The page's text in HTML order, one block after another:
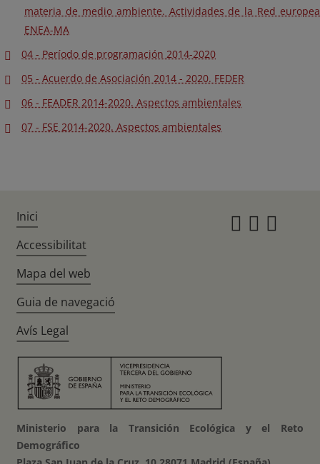
materia de medio ambiente. Actividades de la Red europea
ENEA-MA
04 - Período de programación 2014-2020
05 - Acuerdo de Asociación 2014 - 2020. FEDER
06 - FEADER 2014-2020. Aspectos ambientales
07 - FSE 2014-2020. Aspectos ambientales
Inici
Accessibilitat
Mapa del web
Guia de navegació
Avís Legal
Ministerio para la Transición Ecológica y el Reto
Demográfico